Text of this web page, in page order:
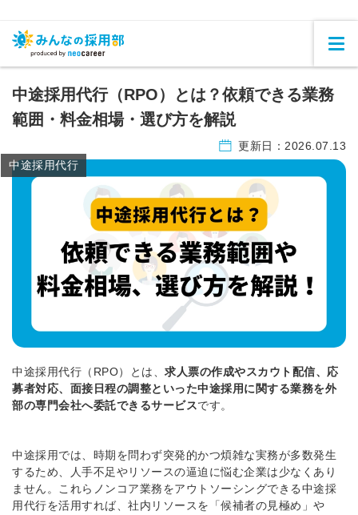
中途採用代行（RPO）とは？依頼できる業務
範囲・料金相場・選び方を解説
更新日： 2026.07.13
中途採用代行
中途採用代行（RPO）とは、 求人票の作成やスカウト配信、応
募者対応、面接日程の調整といった中途採用に関する業務を外
部の専門会社へ委託できるサービスです。
中途採用では、時期を問わず突発的かつ煩雑な実務が多数発生
するため、人手不足やリソースの逼迫に悩む企業は少なくあり
ません。これらノンコア業務をアウトソーシングできる中途採
用代行を活用すれば、社内リソースを「候補者の見極め」や